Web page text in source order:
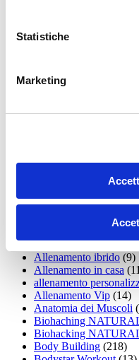
Statistiche
Marketing
Addominali(99)
(1.800)
Allenamento Braccia
Allenamento con il
Allenamento ibrido (9)
Allenamento in casa
allenamento
Allenamento Vip (14)
Anatomia dei Muscoli
Biohaching
Biohacking
Body Building (218)